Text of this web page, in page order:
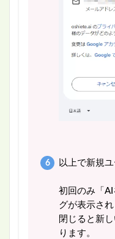
以上で新規
初回のみ「
グが表示さ
閉じると新
ります。